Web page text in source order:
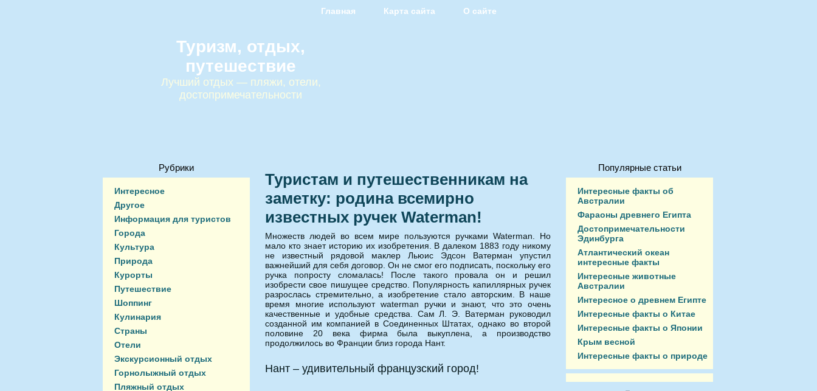
Главная Карта сайта О сайте
Туризм, отдых,
путешествие
Лучший отдых — пляжи, отели,
достопримечательности
Рубрики
Интересное
Другое
Информация для туристов
Города
Культура
Природа
Курорты
Путешествие
Шоппинг
Кулинария
Страны
Отели
Экскурсионный отдых
Горнолыжный отдых
Пляжный отдых
Туристам и путешественникам на
заметку: родина всемирно
известных ручек Waterman!
Множеств людей во всем мире пользуются ручками Waterman. Но
мало кто знает историю их изобретения. В далеком 1883 году никому
не известный рядовой маклер Льюис Эдсон Ватерман упустил
важнейший для себя договор. Он не смог его подписать, поскольку его
ручка попросту сломалась! После такого провала он и решил
изобрести свое пишущее средство. Популярность капиллярных ручек
разрослась стремительно, а изобретение стало авторским. В наше
время многие используют waterman ручки и знают, что это очень
качественные и удобные средства. Сам Л. Э. Ватерман руководил
созданной им компанией в Соединенных Штатах, однако во второй
половине 20 века фирма была выкуплена, а производство
продолжилось во Франции близ города Нант.
Нант – удивительный французский город!
Популярные статьи
Интересные факты об
Австралии
Фараоны древнего Египта
Достопримечательности
Эдинбурга
Атлантический океан
интересные факты
Интересные животные
Австралии
Интересное о древнем Египте
Интересные факты о Китае
Интересные факты о Японии
Крым весной
Интересные факты о природе